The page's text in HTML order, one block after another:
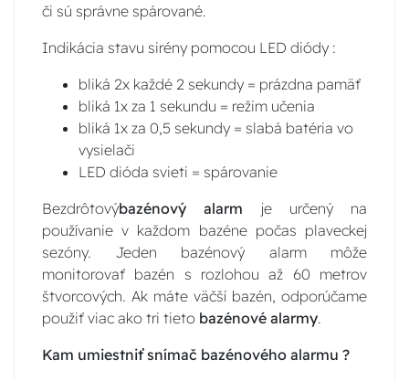
či sú správne spárované.
Indikácia stavu sirény pomocou LED diódy :
bliká 2x každé 2 sekundy = prázdna pamäť
bliká 1x za 1 sekundu = režim učenia
bliká 1x za 0,5 sekundy = slabá batéria vo
vysielači
LED dióda svieti = spárovanie
Bezdrôtovýbazénový alarm je určený na
používanie v každom bazéne počas plaveckej
sezóny. Jeden bazénový alarm môže
monitorovať bazén s rozlohou až 60 metrov
štvorcových. Ak máte väčší bazén, odporúčame
použiť viac ako tri tieto bazénové alarmy.
Kam umiestniť snímač bazénového alarmu ?